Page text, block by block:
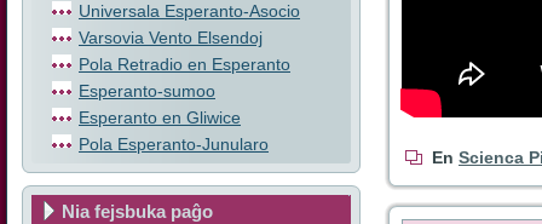
Universala Esperanto-Asocio
Varsovia Vento Elsendoj
Pola Retradio en Esperanto
Esperanto-sumoo
Esperanto en Gliwice
Pola Esperanto-Junularo
Nia fejsbuka paĝo
En Scienca